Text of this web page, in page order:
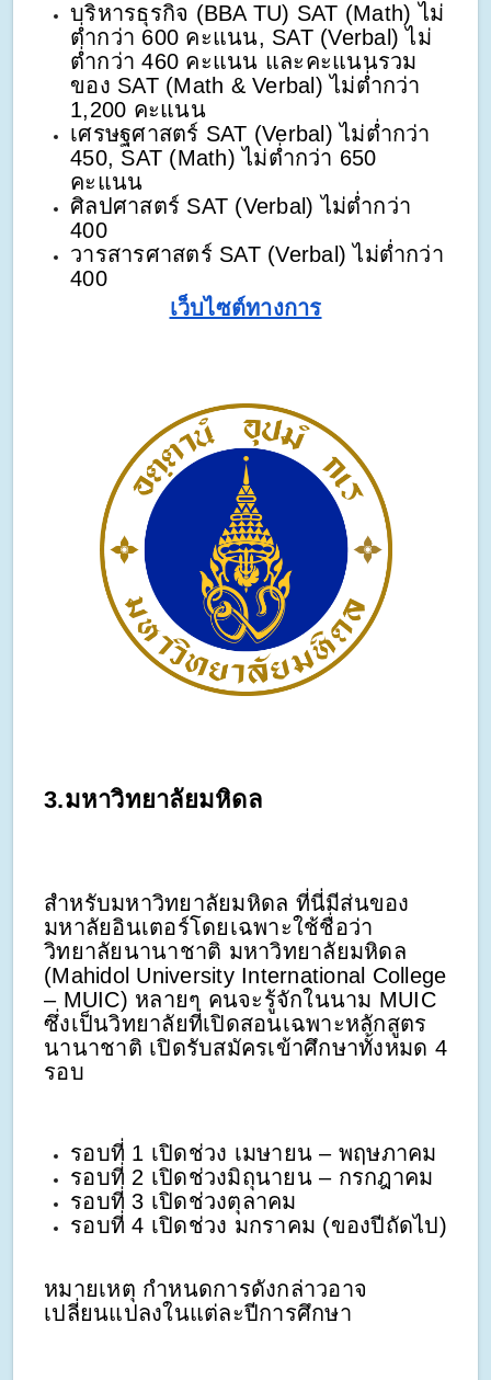
บริหารธุรกิจ (BBA TU) SAT (Math) ไม่
ต่ำกว่า 600 คะแนน, SAT (Verbal) ไม่
ต่ำกว่า 460 คะแนน และคะแนนรวม
ของ SAT (Math & Verbal) ไม่ต่ำกว่า
1,200 คะแนน
เศรษฐศาสตร์ SAT (Verbal) ไม่ต่ำกว่า
450, SAT (Math) ไม่ต่ำกว่า 650
คะแนน
ศิลปศาสตร์ SAT (Verbal) ไม่ต่ำกว่า
400
วารสารศาสตร์ SAT (Verbal) ไม่ต่ำกว่า
400
เว็บไซต์ทางการ
3.มหาวิทยาลัยมหิดล
สำหรับมหาวิทยาลัยมหิดล ที่นี่มีส่นของ
มหาลัยอินเตอร์โดยเฉพาะใช้ชื่อว่า
วิทยาลัยนานาชาติ มหาวิทยาลัยมหิดล
(Mahidol University International College
– MUIC) หลายๆ คนจะรู้จักในนาม MUIC
ซึ่งเป็นวิทยาลัยที่เปิดสอนเฉพาะหลักสูตร
นานาชาติ เปิดรับสมัครเข้าศึกษาทั้งหมด 4
รอบ
รอบที่ 1 เปิดช่วง เมษายน – พฤษภาคม
รอบที่ 2 เปิดช่วงมิถุนายน – กรกฎาคม
รอบที่ 3 เปิดช่วงตุลาคม
รอบที่ 4 เปิดช่วง มกราคม (ของปีถัดไป)
หมายเหตุ กำหนดการดังกล่าวอาจ
เปลี่ยนแปลงในแต่ละปีการศึกษา